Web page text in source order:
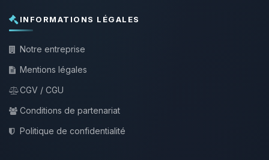
INFORMATIONS LÉGALES
Notre entreprise
Mentions légales
CGV / CGU
Conditions de partenariat
Politique de confidentialité